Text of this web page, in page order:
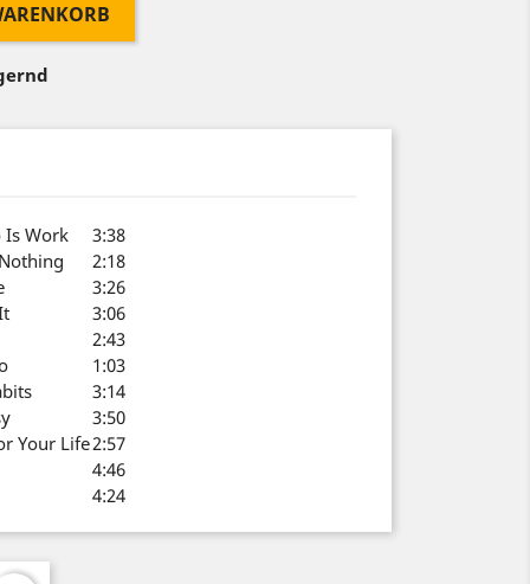
Is Work
3:38
2:18
3:26
3:06
2:43
1:03
3:14
3:50
Your Life2:57
4:46
4:24